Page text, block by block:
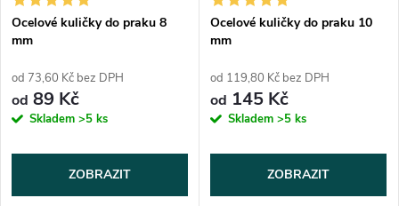
Ocelové kuličky do praku 8
mm
od 73,60 Kč bez DPH
od 89 Kč
Skladem >5 ks
ZOBRAZIT
Ocelové kuličky do praku 10
mm
od 119,80 Kč bez DPH
od 145 Kč
Skladem >5 ks
ZOBRAZIT